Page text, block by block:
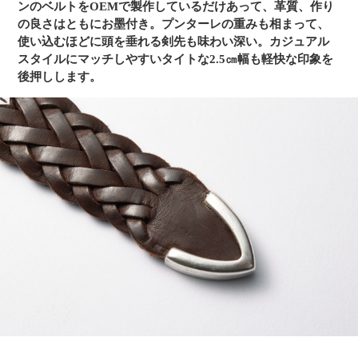
ンのベルトをOEMで製作しているだけあって、革質、作り
の良さはともにお墨付き。プンターレの重みも相まって、
使い込むほどに頭を垂れる剣先も味わい深い。カジュアル
スタイルにマッチしやすいタイトな2.5㎝幅も軽快な印象を
後押しします。